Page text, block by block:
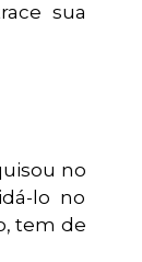
sua
no
lo no
tem de